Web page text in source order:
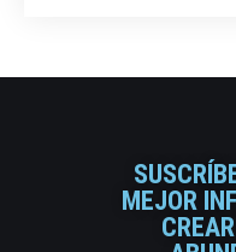
MEJOR